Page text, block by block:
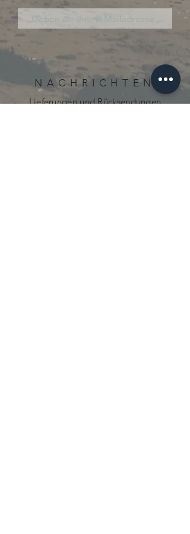
NACHRICHTEN
Lieferungen und Rücksendungen